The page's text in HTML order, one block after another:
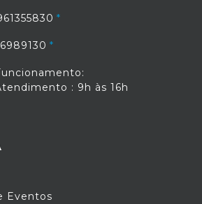
: 9h às 16h
Eventos